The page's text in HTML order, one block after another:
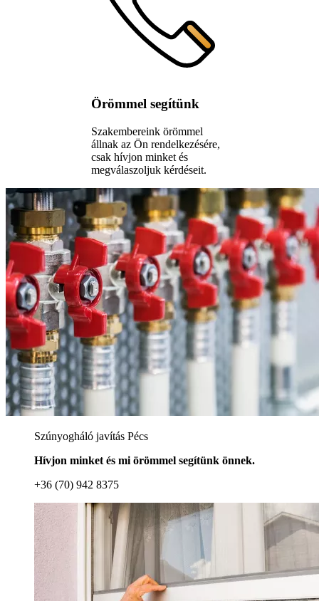
Örömmel segítünk
Szakembereink örömmel
állnak az Ön rendelkezésére,
csak hívjon minket és
megválaszoljuk kérdéseit.
Szúnyogháló javítás Pécs
Hívjon minket és mi örömmel segítünk önnek.
+36 (70) 942 8375